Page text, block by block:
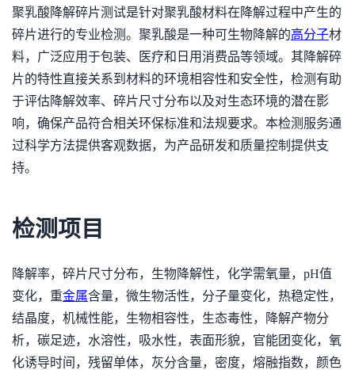
聚乳酸降解碎片测试是针对聚乳酸材料在降解过程中产生的
碎片进行的专业检测。聚乳酸是一种可生物降解的高分子材
料，广泛应用于包装、医疗和日用消费品等领域。其降解碎
片的特性直接关系到材料的环境相容性和安全性，检测有助
于评估降解效率、碎片尺寸分布以及对生态环境的潜在影
响，确保产品符合相关环保标准和法规要求。本检测服务通
过科学方法提供客观数据，为产品研发和质量控制提供支
持。
检测项目
降解率，碎片尺寸分布，生物降解性，化学需氧量，pH值
变化，重金属含量，微生物活性，分子量变化，热稳定性，
结晶度，机械性能，生物相容性，生态毒性，降解产物分
析，碳足迹，水溶性，吸水性，表面形貌，官能团变化，氧
化诱导时间，残留单体，灰分含量，密度，熔融指数，颜色